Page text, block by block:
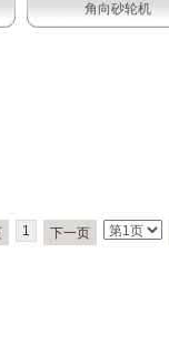
角向砂轮机
1 下一页